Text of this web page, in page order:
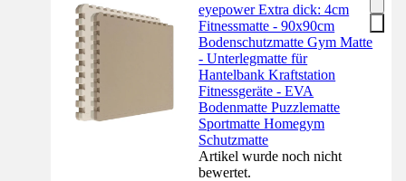
eyepower Extra dick: 4cm
Fitnessmatte - 90x90cm
Bodenschutzmatte Gym Matte
- Unterlegmatte für
Hantelbank Kraftstation
Fitnessgeräte - EVA
Bodenmatte Puzzlematte
Sportmatte Homegym
Schutzmatte
Artikel wurde noch nicht
bewertet.